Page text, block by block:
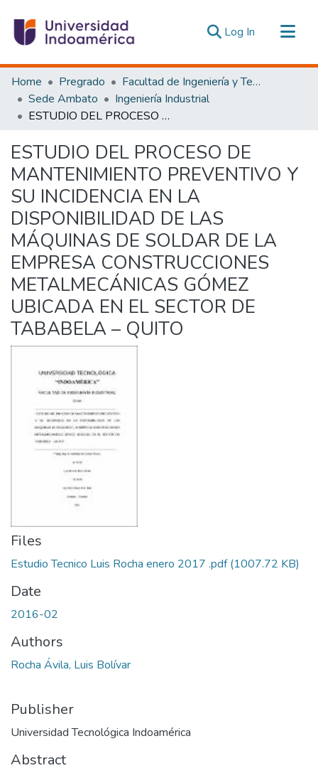
Log In (current)
Communities & Collections
All of DSpace
Statistics
Home Pregrado
Facultad de Ingeniería y Tecnologías de la Información y la Comunicación
Sede Ambato
Ingeniería Industrial
ESTUDIO DEL PROCESO DE MANTENIMIENTO PREVENTIVO Y SU INCIDENCIA EN LA DISPONIBILIDAD DE LAS MÁQUINAS DE SOLDAR DE LA EMPRESA CONSTRUCCIONES METALMECÁNICAS GÓMEZ UBICADA EN EL SECTOR DE TABABELA – QUITO
ESTUDIO DEL PROCESO DE
MANTENIMIENTO PREVENTIVO Y
SU INCIDENCIA EN LA
DISPONIBILIDAD DE LAS
MÁQUINAS DE SOLDAR DE LA
EMPRESA CONSTRUCCIONES
METALMECÁNICAS GÓMEZ
UBICADA EN EL SECTOR DE
TABABELA – QUITO
Files
Estudio Tecnico Luis Rocha enero 2017 .pdf(1007.72 KB)
Date
2016-02
Authors
Rocha Ávila, Luis Bolívar
Publisher
Universidad Tecnológica Indoamérica
Abstract